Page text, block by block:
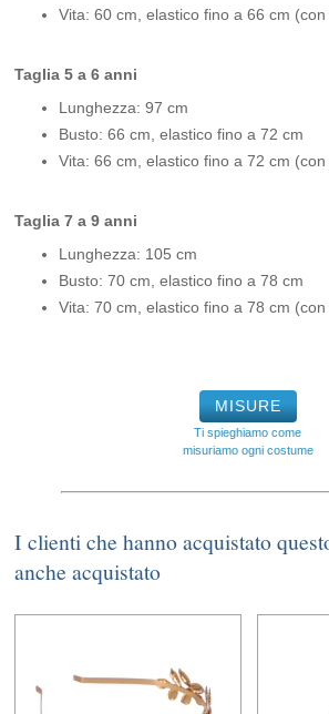
Vita: 60 cm, elastico fino a 66 cm (con
Taglia 5 a 6 anni
Lunghezza: 97 cm
Busto: 66 cm, elastico fino a 72 cm
Vita: 66 cm, elastico fino a 72 cm (con
Taglia 7 a 9 anni
Lunghezza: 105 cm
Busto: 70 cm, elastico fino a 78 cm
Vita: 70 cm, elastico fino a 78 cm (con
MISURE
Ti spieghiamo come
misuriamo ogni costume
I clienti che hanno acquistato
anche acquistato